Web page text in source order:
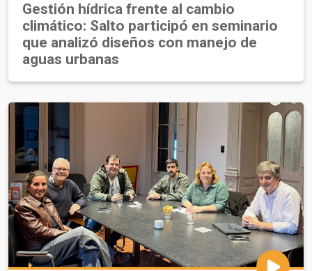
Gestión hídrica frente al cambio
climático: Salto participó en seminario
que analizó diseños con manejo de
aguas urbanas